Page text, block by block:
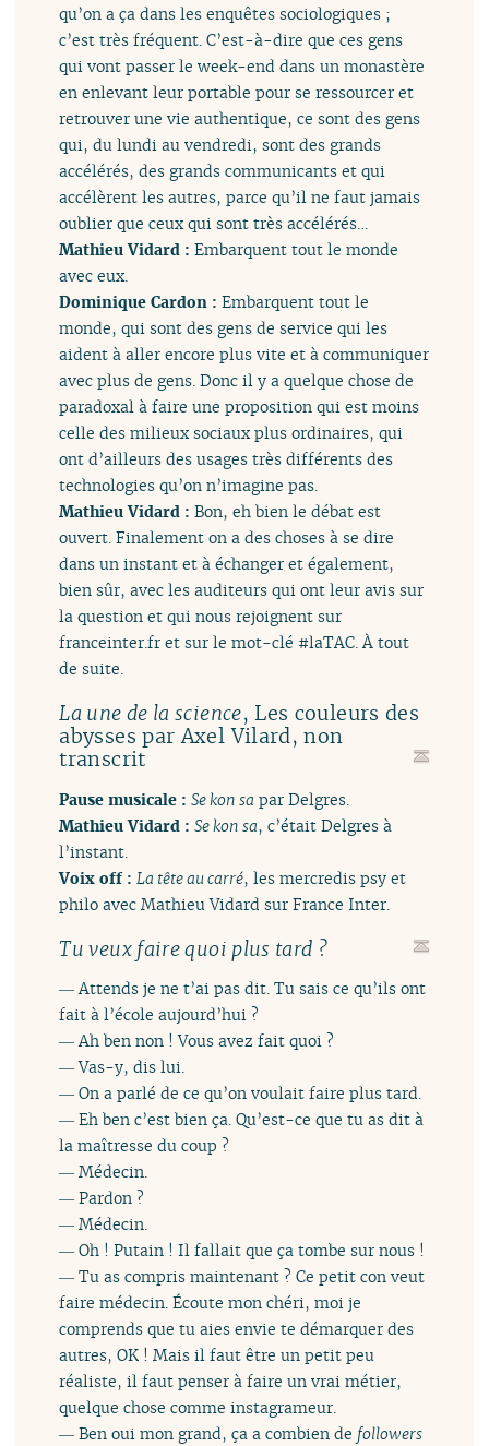
qu’on a ça dans les enquêtes sociologiques ;
c’est très fréquent. C’est-à-dire que ces gens
qui vont passer le week-end dans un monastère
en enlevant leur portable pour se ressourcer et
retrouver une vie authentique, ce sont des gens
qui, du lundi au vendredi, sont des grands
accélérés, des grands communicants et qui
accélèrent les autres, parce qu’il ne faut jamais
oublier que ceux qui sont très accélérés…
Mathieu Vidard :Embarquent tout le monde
avec eux.
Dominique Cardon :Embarquent tout le
monde, qui sont des gens de service qui les
aident à aller encore plus vite et à communiquer
avec plus de gens. Donc il y a quelque chose de
paradoxal à faire une proposition qui est moins
celle des milieux sociaux plus ordinaires, qui
ont d’ailleurs des usages très différents des
technologies qu’on n’imagine pas.
Mathieu Vidard :Bon, eh bien le débat est
ouvert. Finalement on a des choses à se dire
dans un instant et à échanger et également,
bien sûr, avec les auditeurs qui ont leur avis sur
la question et qui nous rejoignent sur
franceinter.fr et sur le mot-clé #laTAC. À tout
de suite.
La une de la science, Les couleurs des
abysses par Axel Vilard, non
transcrit
Pause musicale :Se kon sa par Delgres.
Mathieu Vidard :Se kon sa, c’était Delgres à
l’instant.
Voix off : La tête au carré, les mercredis psy et
philo avec Mathieu Vidard sur France Inter.
Tu veux faire quoi plus tard ?
― Attends je ne t’ai pas dit. Tu sais ce qu’ils ont
fait à l’école aujourd’hui ?
― Ah ben non ! Vous avez fait quoi ?
― Vas-y, dis lui.
― On a parlé de ce qu’on voulait faire plus tard.
― Eh ben c’est bien ça. Qu’est-ce que tu as dit à
la maîtresse du coup ?
― Médecin.
― Pardon ?
― Médecin.
― Oh ! Putain ! Il fallait que ça tombe sur nous !
― Tu as compris maintenant ? Ce petit con veut
faire médecin. Écoute mon chéri, moi je
comprends que tu aies envie te démarquer des
autres, OK ! Mais il faut être un petit peu
réaliste, il faut penser à faire un vrai métier,
quelque chose comme instagrameur.
― Ben oui mon grand, ça a combien de followers